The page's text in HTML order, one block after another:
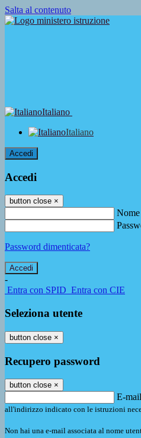
Salta al contenuto
Italiano
Italiano
Accedi
Accedi
button close ×
Password dimenticata?
-
Entra con SPID Entra con CIE
Seleziona utente
button close ×
Recupero password
button close ×
E-mail
all'indirizzo indicato con le istruzioni
Non hai una e-mail associata al nome